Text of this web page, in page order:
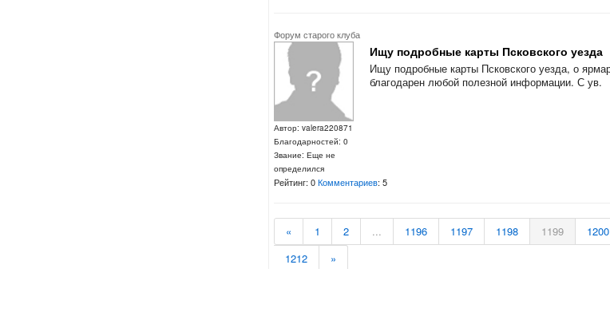
Форум старого клуба
Автор: valera220871
Благодарностей: 0
Звание: Еще не
определился
Ищу подробные карты Псковского уезда
Ищу подробные карты Псковского уезда, о
благодарен любой полезной информации. С ув.
Рейтинг: 0Комментариев: 5
« 1 2 ... 1196 1197 1198 1199 1200
1212
»